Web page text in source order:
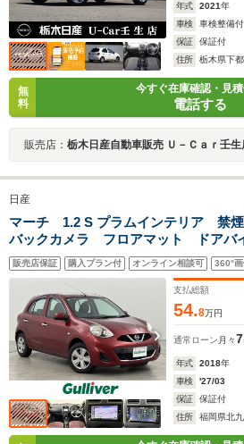
年式 2021年
車検
車検整備付
保証
保証付
住所
栃木県下
無
料
今すぐ在庫確認・見
電話する
販売店： 栃木日産自動車販売 Ｕ－Ｃａｒ壬生
日産
マーチ 1.2 S プラムインテリア 禁
バックカメラ フロアマット ドアバ
クションコントロール WSRSエア
コンキー 社外ETC オートレベライ
ンドウ パワーステアリング
販売店保証 購入プラン付 オンライン相談可 360°
支払総額
54.8万円
通常ローン 月々
年式 2018年
車検
'27/03
保証
保証付
住所
福岡県北